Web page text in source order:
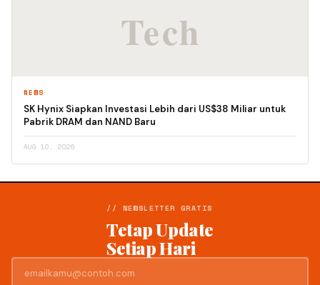
NEWS
SK Hynix Siapkan Investasi Lebih dari US$38 Miliar untuk
Pabrik DRAM dan NAND Baru
AUG 10, 2026
// NEWSLETTER GRATIS
Tetap Update
Setiap Hari